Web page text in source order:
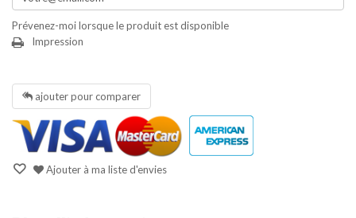
Prévenez-moi lorsque le produit est disponible
Impression
ajouter pour comparer
Ajouter à ma liste d'envies